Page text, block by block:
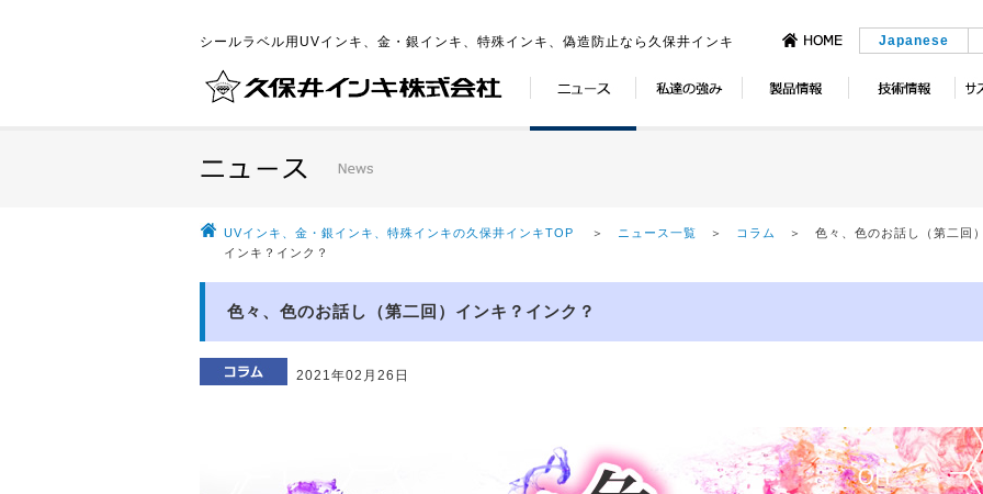
シールラベル用UVインキ、金・銀インキ、特殊インキ、偽造防止なら久保井インキ Japanese
UVインキ、金・銀インキ、特殊インキの久保井インキTOP ＞ ニュース一覧 ＞ コラム
＞ 色々、色のお話し（第二回
インキ？インク？
色々、色のお話し（第二回）インキ？インク？
2021年02月26日